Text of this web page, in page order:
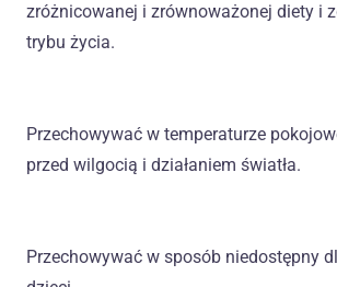
zróżnicowanej i zrównoważonej diety i
trybu życia.
Przechowywać w temperaturze
przed wilgocią i działaniem światła.
Przechowywać w sposób niedostępny